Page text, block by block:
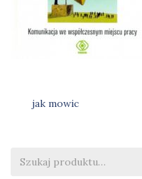
Nawigacja
wpisu
jak mowic